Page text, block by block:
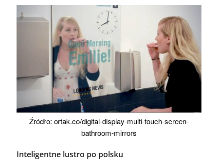
Źródło: ortak.co/digital-display-multi-touch-screen-
bathroom-mirrors
Inteligentne lustro po polsku